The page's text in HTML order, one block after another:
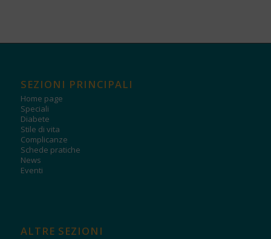
SEZIONI PRINCIPALI
Home page
Speciali
Diabete
Stile di vita
Complicanze
Schede pratiche
News
Eventi
ALTRE SEZIONI